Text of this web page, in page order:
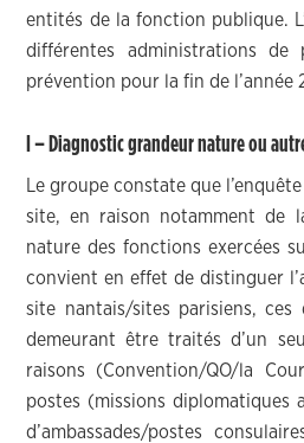
entités de la fonction publique.
différentes administrations
prévention pour la fin de l’année
I – Diagnostic grandeur nature ou
Le groupe constate que
site, en raison notamment de
nature des fonctions exercées
convient en effet de distinguer
site nantais/sites parisiens,
demeurant être traités d’un
raisons (Convention/QO/la
postes (missions diplomatiques
d’ambassades/postes